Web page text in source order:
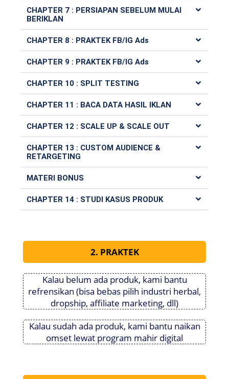
CHAPTER 7 : PERSIAPAN SEBELUM MULAI
BERIKLAN
CHAPTER 8 : PRAKTEK FB/IG Ads
CHAPTER 9 : PRAKTEK FB/IG Ads
CHAPTER 10 : SPLIT TESTING
CHAPTER 11 : BACA DATA HASIL IKLAN
CHAPTER 12 : SCALE UP & SCALE OUT
CHAPTER 13 : CUSTOM AUDIENCE &
RETARGETING
MATERI BONUS
CHAPTER 14 : STUDI KASUS PRODUK
2. PRAKTEK
Kalau belum ada produk, kami bantu
refrensikan (bisa bebas pilih industri herbal,
dropship, affiliate marketing, dll)
Kalau sudah ada produk, kami bantu naikan
omset lewat program mahir digital